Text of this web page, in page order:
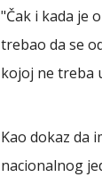
"Čak i kada je
trebao da se
kojoj ne treba
Kao dokaz da
nacionalnog